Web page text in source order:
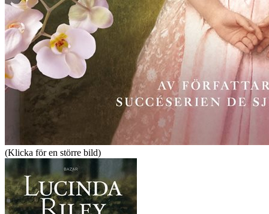
(Klicka för en större bild)